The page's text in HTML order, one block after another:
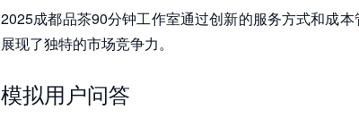
2025成都品茶90分钟工作室通过创新的服务方式和成
展现了独特的市场竞争力。
模拟用户问答